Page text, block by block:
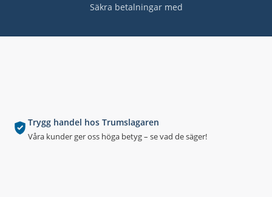
Trygg handel hos Trumslagaren
Våra kunder ger oss höga betyg – se vad de säger!
Säkra betalningar med